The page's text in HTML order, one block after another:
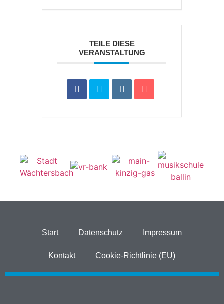
TEILE DIESE
VERANSTALTUNG
Start Datenschutz Impressum
Kontakt Cookie-Richtlinie (EU)